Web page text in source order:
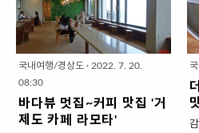
런 휴식을 가져보세요. 커피맛은 기
본!! 좋습니다. 월정사가는 길, 평창
스런 휴식 '카페 연월일' MBIT는 'J',
혈액형..
도 작은 목장이 여럿 있어 목장이 많
은 곳입니다. 초록 초록한 이 계절!
지금은 딱 '대관령양떼목장'이 좋습
니다. 워낙 유명한 평창 관광지이다
가 훨씬 커서 볼거리, 즐길거리가 다
양합니다만, 저는 그 큰 규모가 싫더
국내여행/경상도 · 2022. 7. 20.
08:30
바다뷰 멋집~커피 맛집 '거
제도 카페 라모타'